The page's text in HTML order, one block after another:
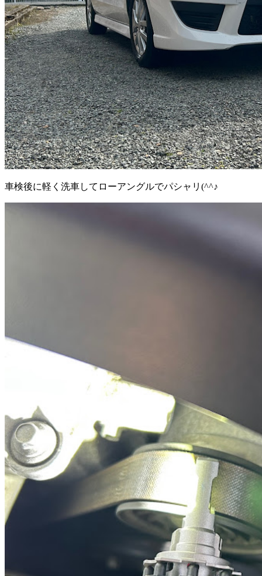
車検後に軽く洗車してローアングルでパシャリ(^^♪